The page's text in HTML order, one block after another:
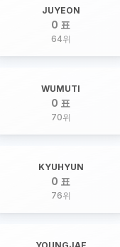
JUYEON
0 표
64위
WUMUTI
0 표
70위
KYUHYUN
0 표
76위